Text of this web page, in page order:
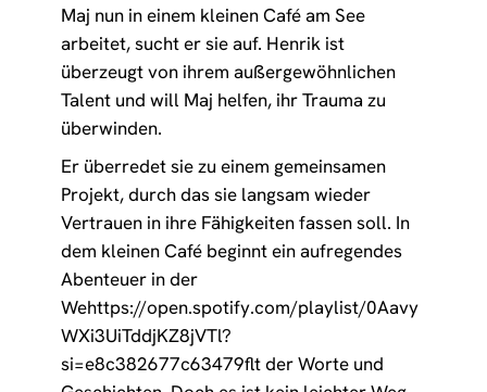
Maj nun in einem kleinen Café am See
arbeitet, sucht er sie auf. Henrik ist
überzeugt von ihrem außergewöhnlichen
Talent und will Maj helfen, ihr Trauma zu
überwinden.
Er überredet sie zu einem gemeinsamen
Projekt, durch das sie langsam wieder
Vertrauen in ihre Fähigkeiten fassen soll. In
dem kleinen Café beginnt ein aufregendes
Abenteuer in der
Wehttps://open.spotify.com/playlist/0Aavy
WXi3UiTddjKZ8jVTl?
si=e8c382677c63479flt der Worte und